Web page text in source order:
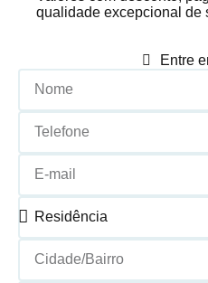
qualidade excepcional de
Entre